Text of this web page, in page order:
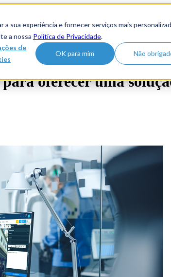
sua experiência e fornecer serviços mais
a nossa Política de Privacidade.
de
OK para mim Não
Soluções Clientes
Centro de aprendizagem Show submenu for
oferecer uma